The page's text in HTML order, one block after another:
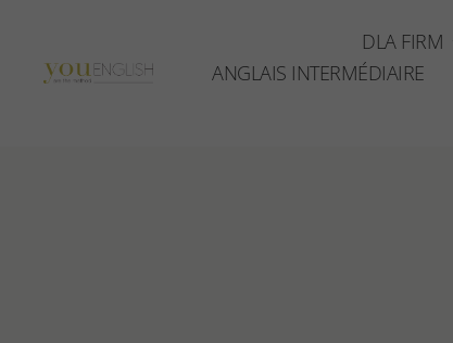
DLA FIRM
ANGLAIS INTERMÉDIAIRE